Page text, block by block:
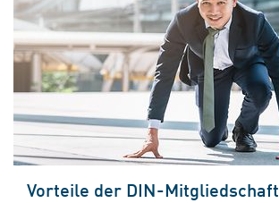
Vorteile der DIN-Mitgliedschaft